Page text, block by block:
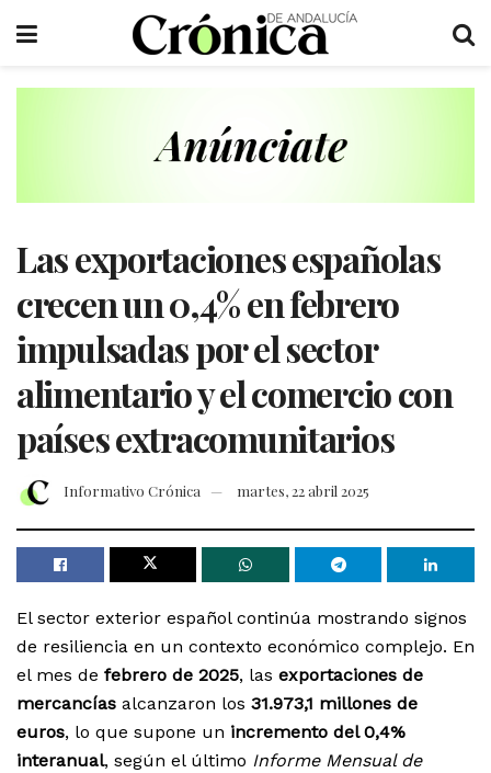
Las exportaciones españolas
crecen un 0,4% en febrero
impulsadas por el sector
alimentario y el comercio con
países extracomunitarios
Informativo Crónica martes, 22 abril 2025
El sector exterior español continúa mostrando signos
de resiliencia en un contexto económico complejo. En
el mes de febrero de 2025, las exportaciones de
mercancías alcanzaron los 31.973,1 millones de
euros, lo que supone un incremento del 0,4%
interanual, según el último Informe Mensual de